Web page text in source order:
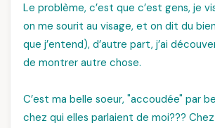
Le problème, c’est que c’est gens, je
on me sourit au visage, et on dit du
que j’entend), d’autre part, j’ai
de montrer autre chose.
C’est ma belle soeur, "accoudée" par
chez qui elles parlaient de moi???